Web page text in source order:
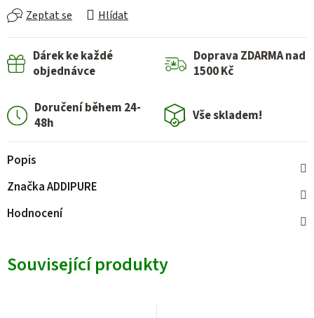
Zeptat se Hlídat
Dárek ke každé
objednávce
Doprava ZDARMA nad
1500 Kč
Doručení během 24-
48h
Vše skladem!
Popis
ZnačkaADDIPURE
Hodnocení
Související produkty